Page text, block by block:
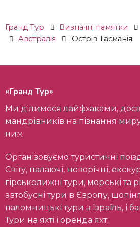
Гранд Тур Визначні памятки
Австралія
Острів Тасманія
«Гранд Тур»
Ми ділимося лайфхаками, досвідом та надихаємо
мандрівників на пізнання
ним
Організовуємо туристичні поїздки по всьому
Світу, палаючі, новорічні,
гірськолижні тури, морські та
автобусні тури в Європу, шопінг
паломницькі тури в Ізраїль, і
Тури на яхті і оренда яхт.